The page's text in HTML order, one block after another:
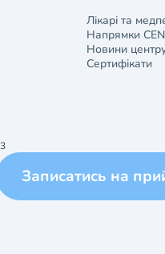
Лікарі та
Напрямки
Новини
Сертифікати
Записатись на